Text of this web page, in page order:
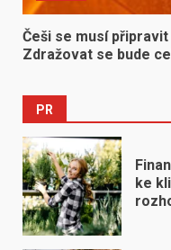
Češi se musí
Zdražovat se bude
PR
ke